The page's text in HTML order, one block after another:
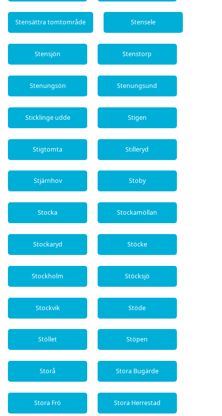
Stensättra tomtområde Stensele
Stensjön Stenstorp
Stenungsön Stenungsund
Sticklinge udde Stigen
Stigtomta Stilleryd
Stjärnhov Stoby
Stocka Stockamöllan
Stockaryd Stöcke
Stockholm Stöcksjö
Stockvik Stöde
Stöllet Stöpen
Storå Stora Bugärde
Stora Frö Stora Herrestad